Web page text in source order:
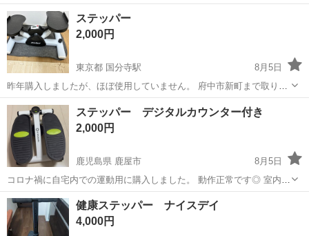
日128日★クリーンルーム内作業★マイカー通勤OK＆無料駐車場あり
★就業先食堂利用可！日払い制度あり！《茨城県常陸大宮市》 人気の
工場のお仕事 ◇コネクタ製造工...
茨城 常陸大宮市 静駅
ステッパー
2,000円
東京都 国分寺駅
8月5日
昨年購入しましたが、ほぼ使用していません。 府中市新町まで取りに
来てくださる方でお願いします。
東京 府中市 国分寺駅 フィットネス、トレーニング
ステッパー デジタルカウンター付き
2,000円
鹿児島県 鹿屋市
8月5日
コロナ禍に自宅内での運動用に購入しました。 動作正常です◎ 室内で
手軽に有酸素を取り入れたい方、これからトレーニングを始めたい方
におすすめです🌟 ☆お渡し場所☆ イオンの駐車場や近くのコンビニ駐
車場でお願いしたいですが、...
鹿児島 鹿屋市 フィットネス、トレーニング
健康ステッパー ナイスデイ
4,000円